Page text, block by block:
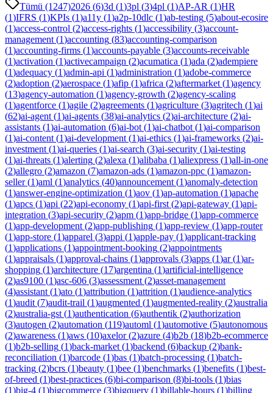
Tümü (1247)2026 (6)3d (1)3pl (3)4pl (1)AP-AR (1)HR
(1)IFRS (1)KPIs (1)a11y (1)a2p-10dlc (1)ab-testing (5)about-ecosire
(1)access-control (2)access-rights (1)accessibility (3)account-
management (1)accounting (83)accounting-comparison
(1)accounting-firms (1)accounts-payable (3)accounts-receivable
(1)activation (1)activecampaign (2)acumatica (1)ada (2)adempiere
(1)adequacy (1)admin-api (1)administration (1)adobe-commerce
(2)adoption (2)aerospace (1)afip (1)africa (2)aftermarket (1)agency
(13)agency-automation (1)agency-growth (2)agency-scaling
(1)agentforce (1)agile (2)agreements (1)agriculture (3)agritech (1)ai
(62)ai-agent (1)ai-agents (38)ai-analytics (2)ai-architecture (2)ai-
assistants (1)ai-automation (6)ai-bot (1)ai-chatbot (1)ai-comparison
(1)ai-content (1)ai-development (1)ai-ethics (1)ai-frameworks (2)ai-
investment (1)ai-queries (1)ai-search (3)ai-security (1)ai-testing
(1)ai-threats (1)alerting (2)alexa (1)alibaba (1)aliexpress (1)all-in-one
(2)allegro (2)amazon (7)amazon-ads (1)amazon-ppc (1)amazon-
seller(1)aml (1)analytics (40)announcement (1)anomaly-detection
(1)answer-engine-optimization (1)aov (1)ap-automation (1)apache
(1)apcs (1)api (22)api-economy (1)api-first (2)api-gateway (1)api-
integration (3)api-security (2)apm (1)app-bridge (1)app-commerce
(1)app-development (2)app-publishing (1)app-review (1)app-router
(1)app-store (1)apparel (3)appi (1)apple-pay (1)applicant-tracking
(1)applications (1)appointment-booking (2)appointments
(1)appraisals (1)approval-chains (1)approvals (3)apps (1)ar(1)ar-
shopping (1)architecture (17)argentina (1)artificial-intelligence
(2)as9100 (1)asc-606 (3)assessment (2)asset-management
(4)assistant (1)ato (1)attribution (1)attrition (1)audience-analytics
(1)audit (7)audit-trail (1)augmented (1)augmented-reality (2)australia
(2)australia-gst (1)authentication (6)authentik (2)authorization
(3)autogen (2)automation (119)automl (1)automotive (5)autonomous
(2)awareness (1)aws (10)axelor(2)azure (4)b2b (18)b2b-ecommerce
(1)b2b-selling (1)back-market (1)backend (6)backup (2)bank-
reconciliation (1)barcode (1)bas (1)batch-processing (1)batch-
tracking (2)bcrs (1)beauty (1)bee (1)benchmarks (1)benefits (1)best-
of-breed (1)best-practices (6)bi-comparison (8)bi-tools (1)bias
(1)big-4 (1)bigcommerce (3)bigquery (1)billable-hours (1)billing